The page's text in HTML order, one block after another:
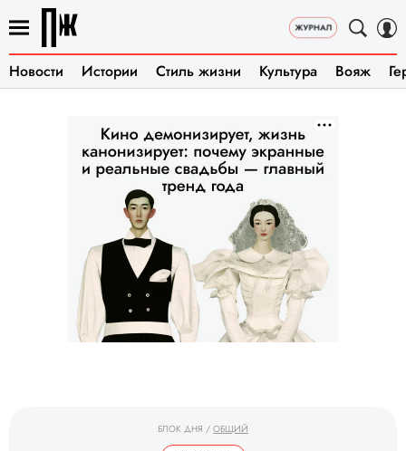
Новости Истории Стиль жизни Культура Вояж
БЛОК ДНЯ / ОБЩИЙ